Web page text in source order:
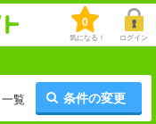
0
気になる！ ログイン
覧 条件の変更